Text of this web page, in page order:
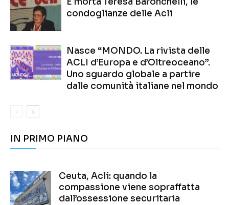
condoglianze delle Acli
Nasce “MONDO. La rivista delle
ACLI d’Europa e d’Oltreoceano”.
Uno sguardo globale a partire
dalle comunità italiane nel mondo
IN PRIMO PIANO
Ceuta, Acli: quando la
compassione viene sopraffatta
dall’ossessione securitaria